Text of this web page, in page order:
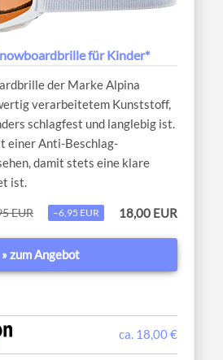
für Kinder*
der Marke Alpina
verarbeitetem Kunststoff,
schlagfest und langlebig ist.
einer Anti-Beschlag-
damit stets eine klare
ist.
EUR −6,95 EUR 18,00 EUR
» zum Angebot
ca. 18,00 €